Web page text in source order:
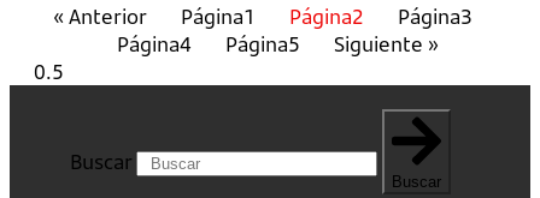
« Anterior Página1 Página2 Página3
Página4 Página5 Siguiente »
Buscar
Buscar